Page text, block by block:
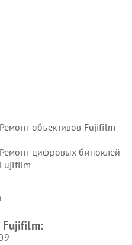
Ремонт объективов Fujifilm
Ремонт цифровых биноклей
Fujifilm
Fujifilm: